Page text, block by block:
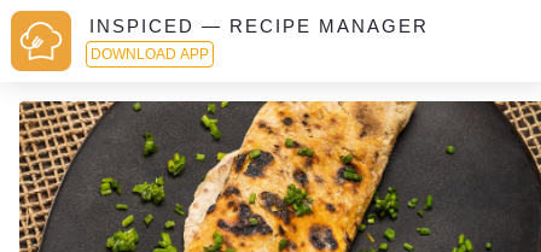
INSPICED — RECIPE MANAGER
DOWNLOAD APP